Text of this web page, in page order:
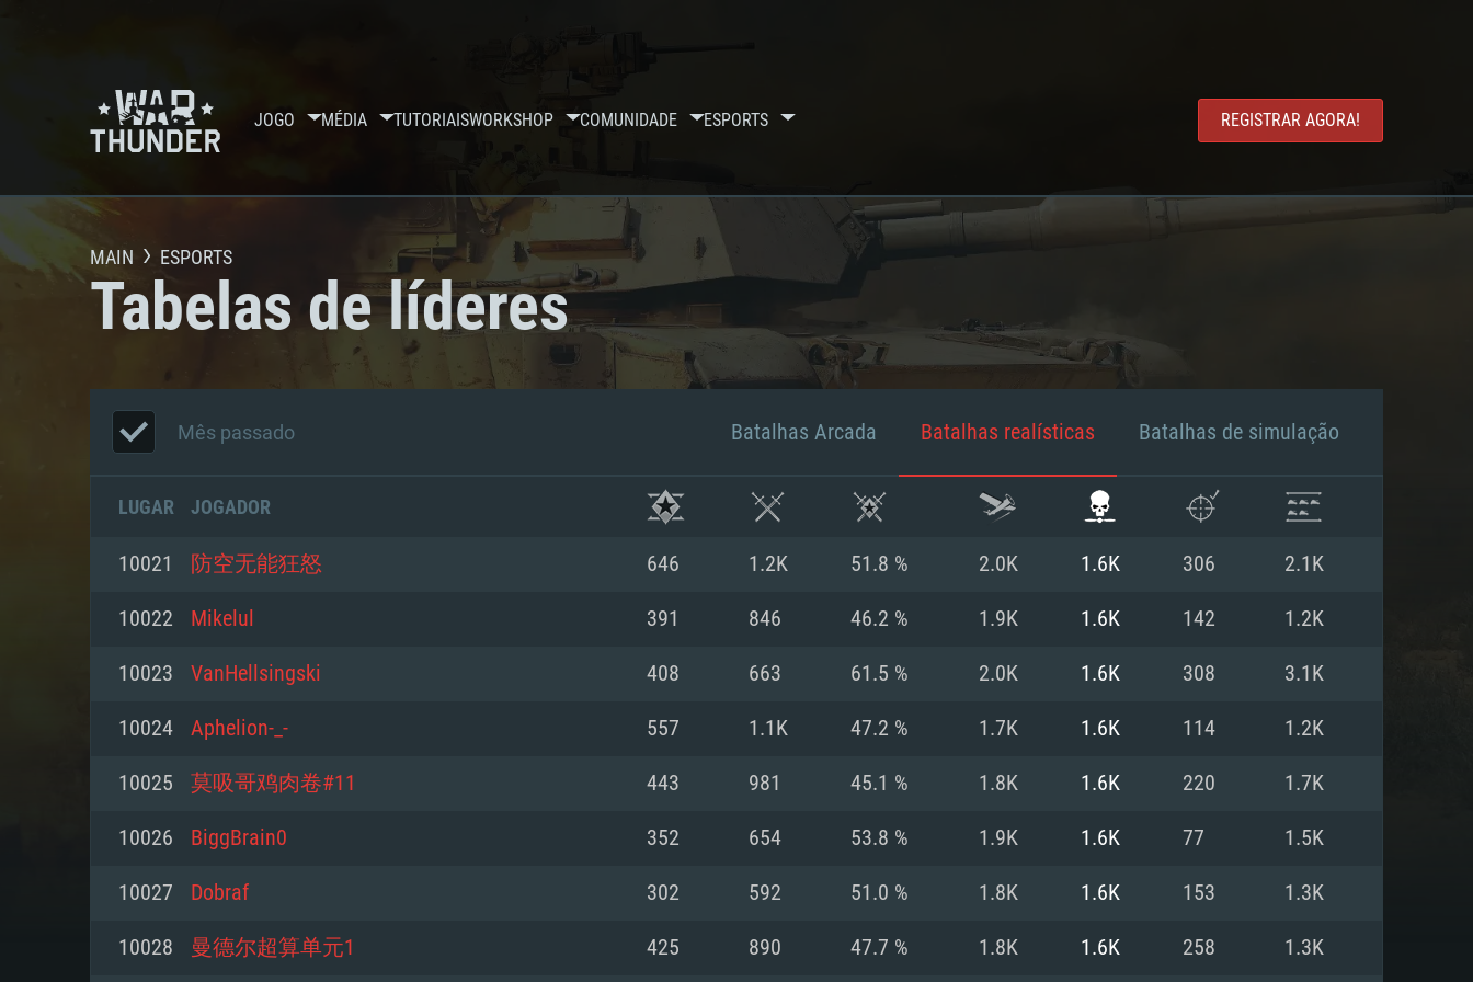
JOGO MÉDIA TUTORIAISWORKSHOP COMUNIDADE ESPORTS REGISTRAR AGORA!
REQUERIMENTOS DE SISTEMA
MAIN ESPORTS
Tabelas de líderes
Mês passado Batalhas Arcada Batalhas realísticas Batalhas de simulação
LUGAR JOGADOR
10021 防空无能狂怒 646 1.2K 51.8 % 2.0K 1.6K 306 2.1K
10022 Mikelul 391 846 46.2 % 1.9K 1.6K 142 1.2K
10023 VanHellsingski 408 663 61.5 % 2.0K 1.6K 308 3.1K
10024 Aphelion-_- 557 1.1K 47.2 % 1.7K 1.6K 114 1.2K
10025 莫吸哥鸡肉卷#11 443 981 45.1 % 1.8K 1.6K 220 1.7K
10026 BiggBrain0 352 654 53.8 % 1.9K 1.6K 77 1.5K
10027 Dobraf 302 592 51.0 % 1.8K 1.6K 153 1.3K
10028 曼德尔超算单元1 425 890 47.7 % 1.8K 1.6K 258 1.3K